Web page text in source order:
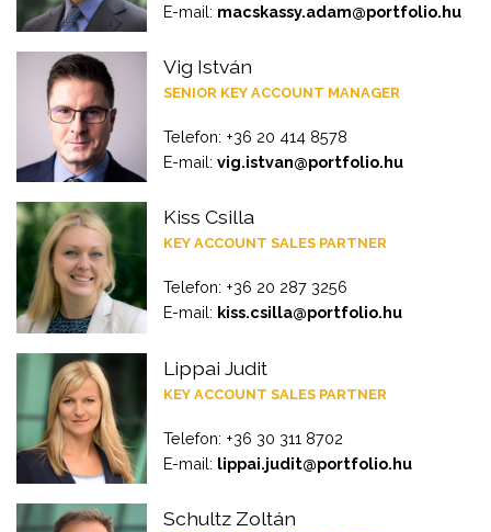
E-mail: macskassy.adam@portfolio.hu
Vig István
SENIOR KEY ACCOUNT MANAGER
Telefon: +36 20 414 8578
E-mail:vig.istvan@portfolio.hu
Kiss Csilla
KEY ACCOUNT SALES PARTNER
Telefon: +36 20 287 3256
E-mail: kiss.csilla@portfolio.hu
Lippai Judit
KEY ACCOUNT SALES PARTNER
Telefon: +36 30 311 8702
E-mail: lippai.judit@portfolio.hu
Schultz Zoltán